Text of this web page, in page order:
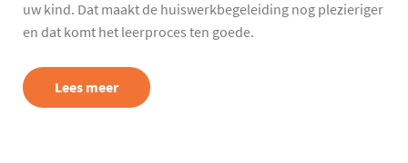
uw kind. Dat maakt de huiswerkbegeleiding nog plezieriger
en dat komt het leerproces ten goede.
Lees meer